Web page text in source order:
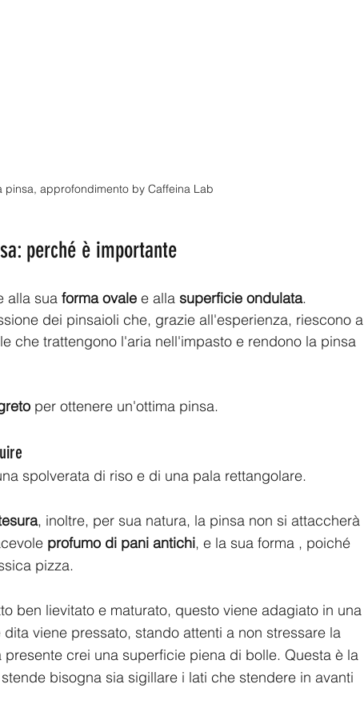
pinsa, approfondimento by Caffeina Lab
perché è importante
alla sua forma ovale e alla superficie ondulata.
dei pinsaioli che, grazie all'esperienza, riescono a
che trattengono l'aria nell'impasto e rendono la pinsa
per ottenere un'ottima pinsa.
spolverata di riso e di una pala rettangolare.
, inoltre, per sua natura, la pinsa non si attaccherà
profumo di pani antichi, e la sua forma , poiché
pizza.
ben lievitato e maturato, questo viene adagiato in una
viene pressato, stando attenti a non stressare la
presente crei una superficie piena di bolle. Questa è la
bisogna sia sigillare i lati che stendere in avanti